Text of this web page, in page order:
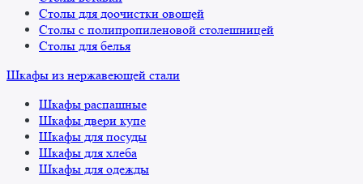
Столы для доочистки овощей
Столы с полипропиленовой столешницей
Столы для белья
Шкафы из нержавеющей стали
Шкафы распашные
Шкафы двери купе
Шкафы для посуды
Шкафы для хлеба
Шкафы для одежды